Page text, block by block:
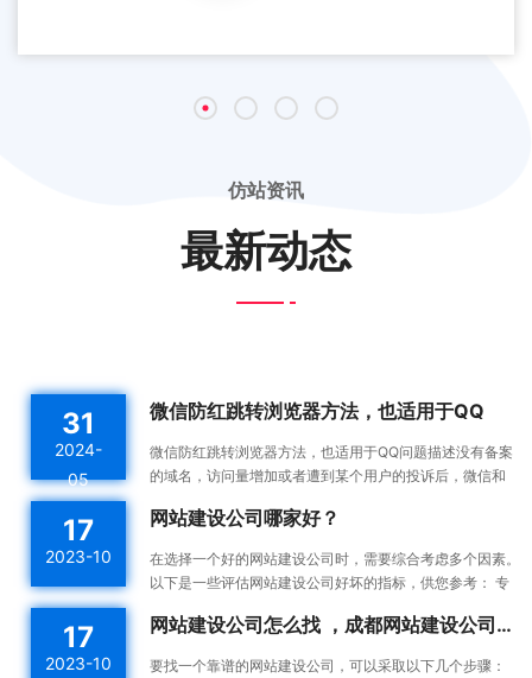
仿站资讯
最新动态
31
2024-
05
微信防红跳转浏览器方法，也适用于QQ
微信防红跳转浏览器方法，也适用于QQ问题描述没有备案
的域名，访问量增加或者遭到某个用户的投诉后，微信和
单。这...
17
2023-10
网站建设公司哪家好？
在选择一个好的网站建设公司时，需要综合考虑多个因素。
以下是一些评估网站建设公司好坏的指标，供您参考： 专
17
2023-10
网站建设公司怎么找 ，成都网站建设公司做网站靠谱吗
要找一个靠谱的网站建设公司，可以采取以下几个步骤：